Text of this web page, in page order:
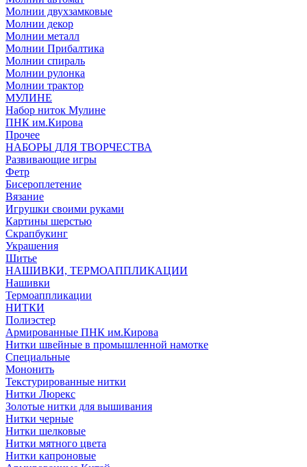
Молнии двухзамковые
Молнии декор
Молнии металл
Молнии Прибалтика
Молнии спираль
Молнии рулонка
Молнии трактор
МУЛИНЕ
Набор ниток Мулине
ПНК им.Кирова
Прочее
НАБОРЫ ДЛЯ ТВОРЧЕСТВА
Развивающие игры
Фетр
Бисероплетение
Вязание
Игрушки своими руками
Картины шерстью
Скрапбукинг
Украшения
Шитье
НАШИВКИ, ТЕРМОАППЛИКАЦИИ
Нашивки
Термоаппликации
НИТКИ
Полиэстер
Армированные ПНК им.Кирова
Нитки швейные в промышленной намотке
Специальные
Мононить
Текстурированные нитки
Нитки Люрекс
Золотые нитки для вышивания
Нитки черные
Нитки шелковые
Нитки мятного цвета
Нитки капроновые